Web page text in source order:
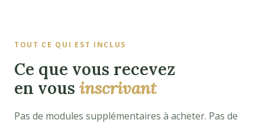
TOUT CE QUI EST INCLUS
Ce que vous recevez
en vous inscrivant
Pas de modules supplémentaires à acheter. Pas de